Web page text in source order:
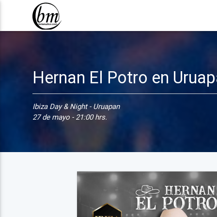
Hernan El Potro en
Ibiza Day & Night - Uruapan
27 de mayo - 21:00 hrs.